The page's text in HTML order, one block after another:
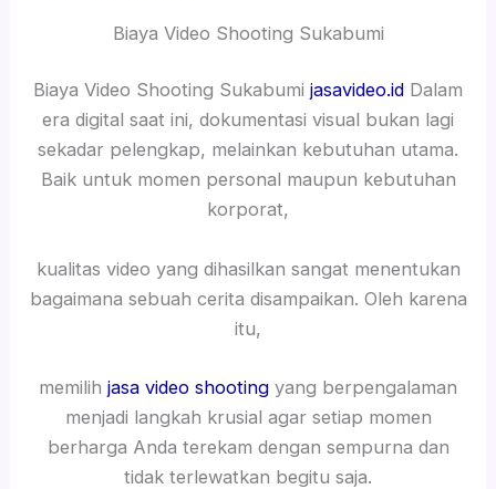
Biaya Video Shooting Sukabumi
Biaya Video Shooting Sukabumi jasavideo.id Dalam
era digital saat ini, dokumentasi visual bukan lagi
sekadar pelengkap, melainkan kebutuhan utama.
Baik untuk momen personal maupun kebutuhan
korporat,
kualitas video yang dihasilkan sangat menentukan
bagaimana sebuah cerita disampaikan. Oleh karena
itu,
memilih jasa video shooting yang berpengalaman
menjadi langkah krusial agar setiap momen
berharga Anda terekam dengan sempurna dan
tidak terlewatkan begitu saja.